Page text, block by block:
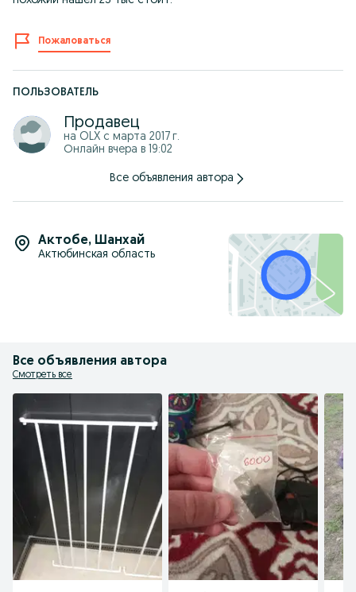
Пожаловаться
ПОЛЬЗОВАТЕЛЬ
Продавец
на OLX с марта 2017 г.
Онлайн вчера в 19:02
Все объявления автора
Актобе, Шанхай
Актюбинская область
Все объявления автора
Смотреть все